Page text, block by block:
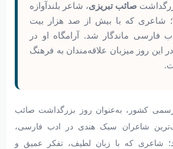
صائب تبریزی، شاعر بلندآوازه
که با بیش از صد هزار بیت
فارسی ماندگار شد. آرامگاه او در
این روز میزبان علاقه‌مندان به فرهنگ
رسمی کشور، به‌عنوان روز بزرگداشت صائب
شاعران سبک هندی در ادب فارسی،
شاعری که با زبان لطیف، تفکر عمیق و